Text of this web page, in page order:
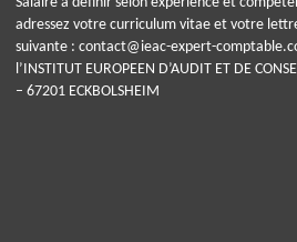
adressez votre curriculum vitae et votre
suivante : contact@ieac-expert-
l’INSTITUT EUROPEEN D’AUDIT ET DE
– 67201 ECKBOLSHEIM